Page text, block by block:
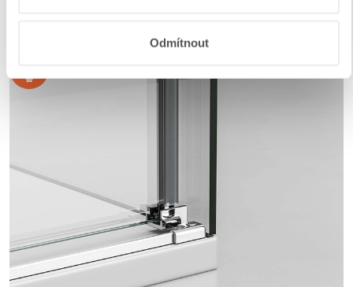
Odmítnout